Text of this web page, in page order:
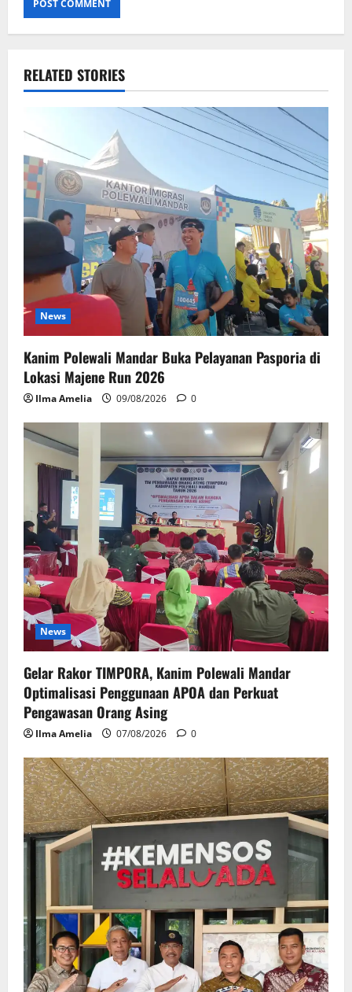
RELATED STORIES
News
Kanim Polewali Mandar Buka Pelayanan Pasporia di
Lokasi Majene Run 2026
Ilma Amelia 09/08/2026 0
News
Gelar Rakor TIMPORA, Kanim Polewali Mandar
Optimalisasi Penggunaan APOA dan Perkuat
Pengawasan Orang Asing
Ilma Amelia 07/08/2026 0